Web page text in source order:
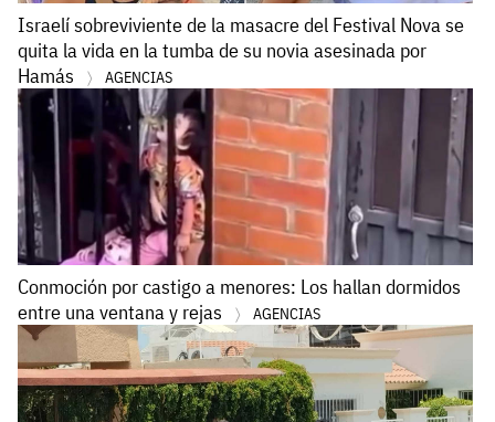
Israelí sobreviviente de la masacre del Festival Nova se
quita la vida en la tumba de su novia asesinada por
Hamás
AGENCIAS
Conmoción por castigo a menores: Los hallan dormidos
entre una ventana y rejas
AGENCIAS